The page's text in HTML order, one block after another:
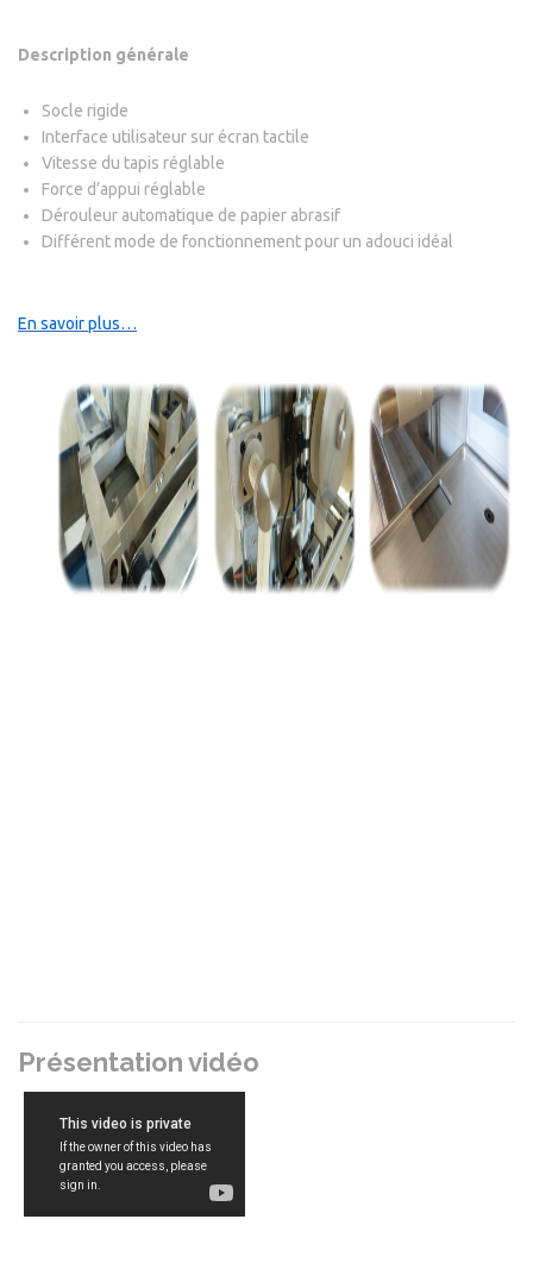
Description générale
Socle rigide
Interface utilisateur sur écran tactile
Vitesse du tapis réglable
Force d’appui réglable
Dérouleur automatique de papier abrasif
Différent mode de fonctionnement pour un adouci idéal
En savoir plus…
Présentation vidéo